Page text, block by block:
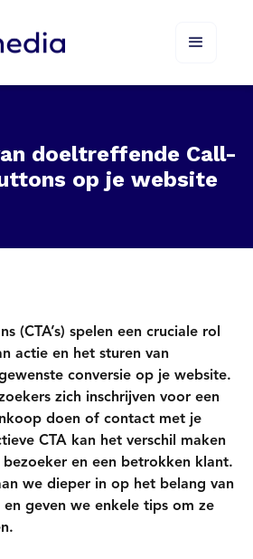
doeltreffende Call-
op je website
(CTA’s) spelen een cruciale rol
actie en het sturen van
conversie op je website.
zich inschrijven voor een
doen of contact met je
CTA kan het verschil maken
bezoeker en een betrokken klant.
we dieper in op het belang van
en geven we enkele tips om ze